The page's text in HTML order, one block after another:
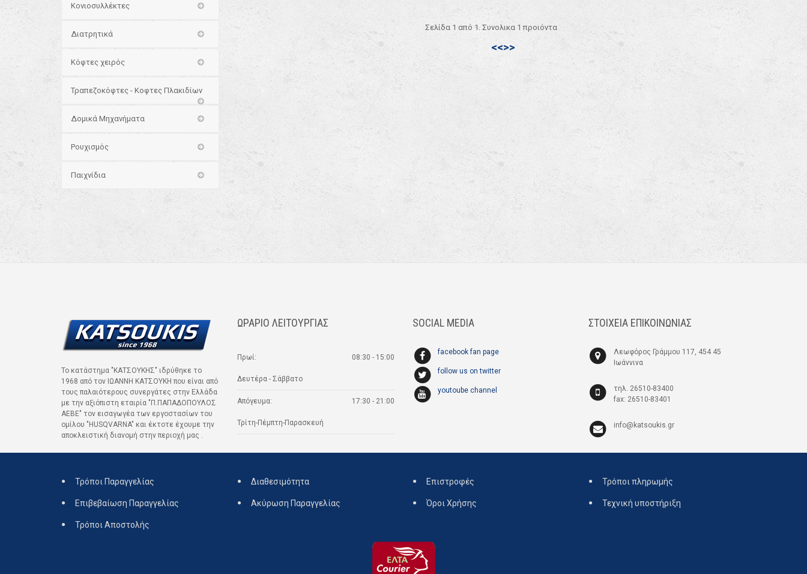
Κονιοσυλλέκτες
Διατρητικά
Κόφτες χειρός
Τραπεζοκόφτες - Κοφτες Πλακιδίων
Δομικά Μηχανήματα
Ρουχισμός
Παιχνίδια
Σελίδα 1 από 1. Συνολικα 1 προιόντα
<<>>
Το κατάστημα "ΚΑΤΣΟΥΚΗΣ" ιδρύθηκε το
1968 από τον ΙΩΑΝΝΗ ΚΑΤΣΟΥΚΗ που είναι από
τους παλαιότερους συνεργάτες στην Ελλάδα
με την αξιόπιστη εταιρία "Π.ΠΑΠΑΔΟΠΟΥΛΟΣ
ΑΕΒΕ" τον εισαγωγέα των εργοστασίων του
ομίλου "HUSQVARNA" και έκτοτε έχουμε την
αποκλειστική διανομή στην περιοχή μας .
ΩΡΑΡΙΟ ΛΕΙΤΟΥΡΓΙΑΣ
Πρωί:
Δευτέρα - Σάββατο
08:30 - 15:00
Απόγευμα:
Τρίτη-Πέμπτη-Παρασκευή
17:30 - 21:00
SOCIAL MEDIA
facebook fan page
follow us on twitter
youtoube channel
ΣΤΟΙΧΕΙΑ ΕΠΙΚΟΙΝΩΝΙΑΣ
Λεωφόρος Γράμμου 117, 454 45
Ιωάννινα
τηλ. 26510-83400
fax: 26510-83401
info@katsoukis.gr
Τρόποι Παραγγελίας
Επιβεβαίωση Παραγγελίας
Τρόποι Αποστολής
Διαθεσιμότητα
Ακύρωση Παραγγελίας
Επιστροφές
Όροι Χρήσης
Τρόποι πληρωμής
Τεχνική υποστήριξη